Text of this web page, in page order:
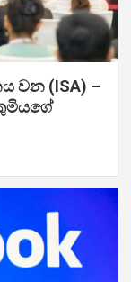
වන (ISA) –